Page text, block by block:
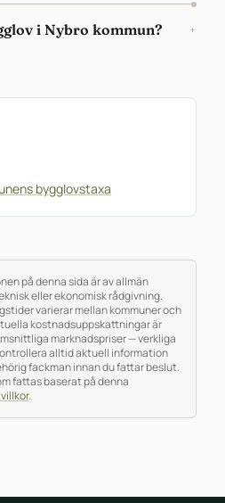
i Nybro kommun? +
bygglovstaxa
på denna sida är av allmän
eller ekonomisk rådgivning.
varierar mellan kommuner och
kostnadsuppskattningar är
marknadspriser — verkliga
alltid aktuell information
fackman innan du fattar beslut.
fattas baserat på denna
.